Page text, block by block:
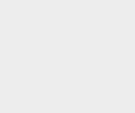
u mreži
(RIO) (
u mreži
(RIO) (u primjeni od 01.